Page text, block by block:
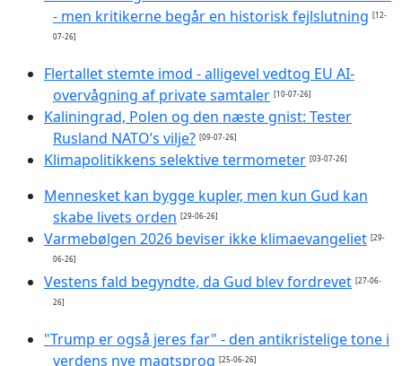
- men kritikerne begår en historisk fejlslutning [12-
07-26]
Flertallet stemte imod - alligevel vedtog EU AI-
overvågning af private samtaler [10-07-26]
Kaliningrad, Polen og den næste gnist: Tester
Rusland NATO’s vilje? [09-07-26]
Klimapolitikkens selektive termometer [03-07-26]
Mennesket kan bygge kupler, men kun Gud kan
skabe livets orden [29-06-26]
Varmebølgen 2026 beviser ikke klimaevangeliet [29-
06-26]
Vestens fald begyndte, da Gud blev fordrevet [27-06-
26]
"Trump er også jeres far" - den antikristelige tone i
verdens nye magtsprog [25-06-26]